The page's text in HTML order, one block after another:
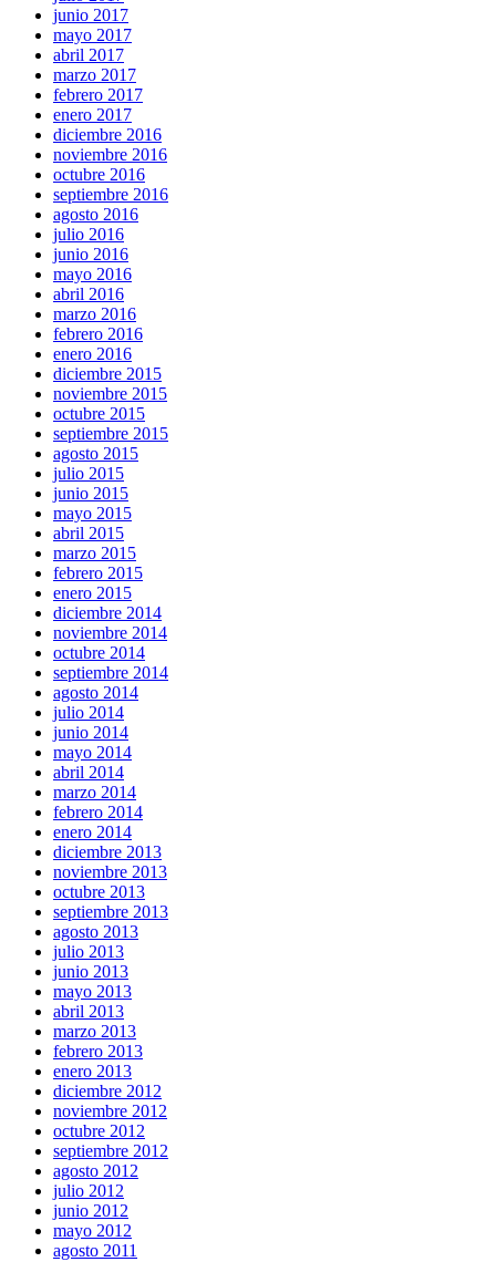
junio 2017
mayo 2017
abril 2017
marzo 2017
febrero 2017
enero 2017
diciembre 2016
noviembre 2016
octubre 2016
septiembre 2016
agosto 2016
julio 2016
junio 2016
mayo 2016
abril 2016
marzo 2016
febrero 2016
enero 2016
diciembre 2015
noviembre 2015
octubre 2015
septiembre 2015
agosto 2015
julio 2015
junio 2015
mayo 2015
abril 2015
marzo 2015
febrero 2015
enero 2015
diciembre 2014
noviembre 2014
octubre 2014
septiembre 2014
agosto 2014
julio 2014
junio 2014
mayo 2014
abril 2014
marzo 2014
febrero 2014
enero 2014
diciembre 2013
noviembre 2013
octubre 2013
septiembre 2013
agosto 2013
julio 2013
junio 2013
mayo 2013
abril 2013
marzo 2013
febrero 2013
enero 2013
diciembre 2012
noviembre 2012
octubre 2012
septiembre 2012
agosto 2012
julio 2012
junio 2012
mayo 2012
agosto 2011